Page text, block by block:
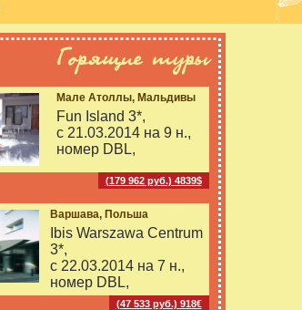
Мале Атоллы, Мальдивы
Fun Island 3*,
с 21.03.2014 на 9 н.,
номер DBL,
(179 962 руб.) 4839$
Варшава, Польша
Ibis Warszawa Centrum
3*,
с 22.03.2014 на 7 н.,
номер DBL,
(47 533 руб.) 918€